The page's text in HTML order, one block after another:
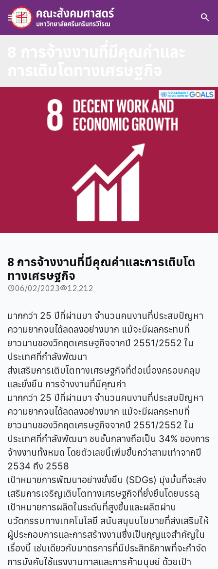
menu search
8 การจ้างงานที่มีคุณค่าและการเติบโต
ทางเศรษฐกิจ
schedule06/02/2023visibility12,212
มากกว่า 25 ปีที่ผ่านมา จำนวนคนงานที่ประสบปัญหา
ความยากจนได้ลดลงอย่างมาก แม้จะมีผลกระทบที่
ยาวนานของวิกฤตเศรษฐกิจจากปี 2551/2552 ใน
ประเทศที่กำลังพัฒนา
ส่งเสริมการเติบโตทางเศรษฐกิจที่ต่อเนื่องครอบคลุม
และยั่งยืน การจ้างงานที่มีคุณค่า
มากกว่า 25 ปีที่ผ่านมา จำนวนคนงานที่ประสบปัญหา
ความยากจนได้ลดลงอย่างมาก แม้จะมีผลกระทบที่
ยาวนานของวิกฤตเศรษฐกิจจากปี 2551/2552 ใน
ประเทศที่กำลังพัฒนา ชนชั้นกลางถือเป็น 34% ของการ
จ้างงานทั้งหมด โดยตัวเลขนี้เพิ่มขึ้นกว่าสามเท่าจากปี
2534 ถึง 2558
เป้าหมายการพัฒนาอย่างยั่งยืน (SDGs) มุ่งมั่นที่จะส่ง
เสริมการเจริญเติบโตทางเศรษฐกิจที่ยั่งยืนโดยบรรลุ
เป้าหมายการผลิตในระดับที่สูงขึ้นและผลิตผ่าน
นวัตกรรมทางเทคโนโลยี สนับสนุนนโยบายที่ส่งเสริมให้
ผู้ประกอบการและการสร้างงานซึ่งเป็นกุญแจสำคัญใน
เรื่องนี้ เช่นเดียวกับมาตรการที่มีประสิทธิภาพที่จะกำจัด
การบังคับใช้แรงงานทาสและการค้ามนุษย์ ด้วยเป้า